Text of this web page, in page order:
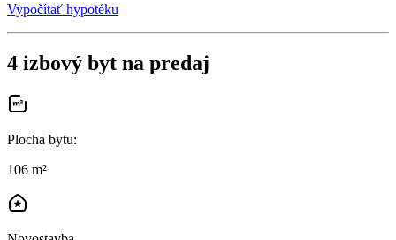
Vypočítať hypotéku
4 izbový byt na predaj
Plocha bytu:
106 m²